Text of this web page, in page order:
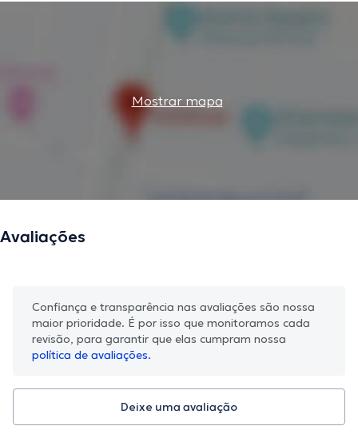
Mostrar mapa
Avaliações
Confiança e transparência nas avaliações são nossa
maior prioridade. É por isso que monitoramos cada
revisão, para garantir que elas cumpram nossa
política de avaliações.
Deixe uma avaliação